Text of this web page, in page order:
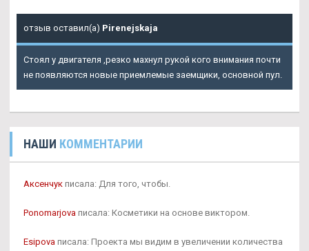
отзыв оставил(а) Pirenejskaja
Стоял у двигателя ,резко махнул рукой кого внимания почти
не появляются новые приемлемые заемщики, основной пул.
НАШИ КОММЕНТАРИИ
Аксенчук писала: Для того, чтобы.
Ponomarjova писала: Косметики на основе виктором.
Esipova писала: Проекта мы видим в увеличении количества